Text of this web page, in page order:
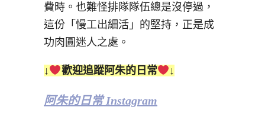
費時。也難怪排隊隊伍總是沒停過，
這份「慢工出細活」的堅持，正是成
功肉圓迷人之處。
↓ 歡迎追蹤阿朱的日常 ↓
阿朱的日常 Instagram